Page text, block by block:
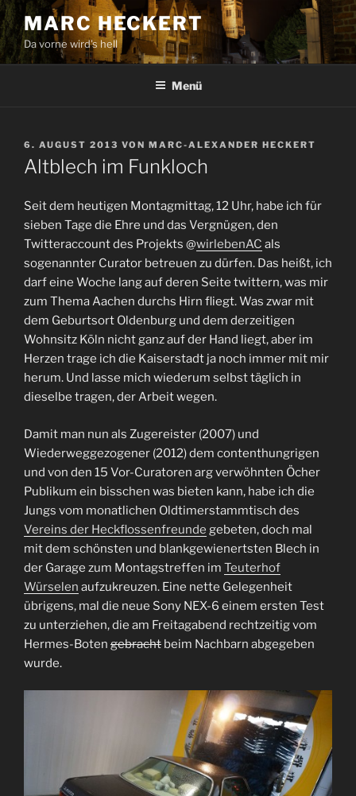
Zum
Inhalt
springen
MARC HECKERT
Da vorne wird's hell
Menü
VERÖFFENTLICHT
AM
6. AUGUST 2013 VON MARC-ALEXANDER HECKERT
Altblech im Funkloch
Seit dem heutigen Montagmittag, 12 Uhr, habe ich für
sieben Tage die Ehre und das Vergnügen, den
Twitteraccount des Projekts @wirlebenAC als
sogenannter Curator betreuen zu dürfen. Das heißt, ich
darf eine Woche lang auf deren Seite twittern, was mir
zum Thema Aachen durchs Hirn fliegt. Was zwar mit
dem Geburtsort Oldenburg und dem derzeitigen
Wohnsitz Köln nicht ganz auf der Hand liegt, aber im
Herzen trage ich die Kaiserstadt ja noch immer mit mir
herum. Und lasse mich wiederum selbst täglich in
dieselbe tragen, der Arbeit wegen.
Damit man nun als Zugereister (2007) und
Wiederweggezogener (2012) dem contenthungrigen
und von den 15 Vor-Curatoren arg verwöhnten Öcher
Publikum ein bisschen was bieten kann, habe ich die
Jungs vom monatlichen Oldtimerstammtisch des
Vereins der Heckflossenfreunde gebeten, doch mal
mit dem schönsten und blankgewienertsten Blech in
der Garage zum Montagstreffen im Teuterhof
Würselen aufzukreuzen. Eine nette Gelegenheit
übrigens, mal die neue Sony NEX-6 einem ersten Test
zu unterziehen, die am Freitagabend rechtzeitig vom
Hermes-Boten gebracht beim Nachbarn abgegeben
wurde.